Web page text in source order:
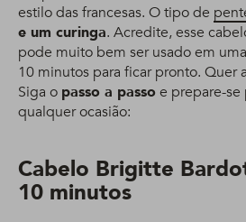
estilo das francesas. O tipo de
e um curinga. Acredite, esse
pode muito bem ser usado em
10 minutos para ficar pronto. Quer
Siga o passo a passo e prepare-se
qualquer ocasião:
Cabelo Brigitte
10 minutos